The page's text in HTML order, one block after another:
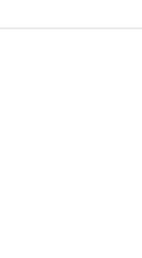
do Indii